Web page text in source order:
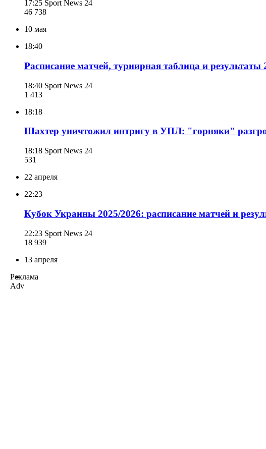
17:25 Sport News 24
46 738
10 мая
18:40
Расписание матчей, турнирная таблица и
18:40 Sport News 24
1 413
18:18
Шахтер уничтожил интригу в УПЛ: "горняки"
18:18 Sport News 24
531
22 апреля
22:23
Кубок Украины 2025/2026: расписание матчей и
22:23 Sport News 24
18 939
13 апреля
Реклама
Adv